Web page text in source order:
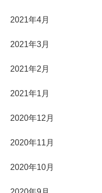
2021年4月
2021年3月
2021年2月
2021年1月
2020年12月
2020年11月
2020年10月